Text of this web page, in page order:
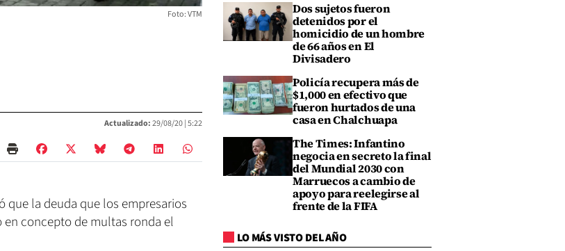
Foto: VTM
Actualizado:29/08/20 |5:22
que la deuda que los empresarios
concepto de multas ronda el
Dos sujetos fueron
detenidos por el
homicidio de un hombre
de 66 años en El
Divisadero
Policía recupera más de
$1,000 en efectivo que
fueron hurtados de una
casa en Chalchuapa
The Times: Infantino
negocia en secreto la final
del Mundial 2030 con
Marruecos a cambio de
apoyo para reelegirse al
frente de la FIFA
LO MÁS VISTO DEL AÑO